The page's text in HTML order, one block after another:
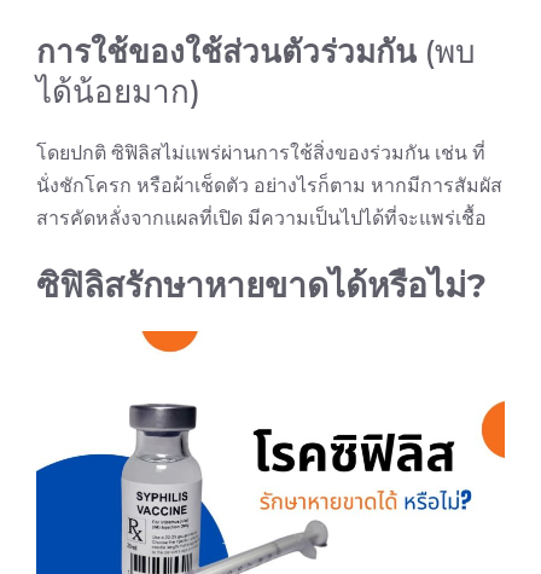
การใช้ของใช้ส่วนตัวร่วมกัน (พบ
ได้น้อยมาก)
โดยปกติ ซิฟิลิสไม่แพร่ผ่านการใช้สิ่งของร่วมกัน เช่น ที่
นั่งชักโครก หรือผ้าเช็ดตัว อย่างไรก็ตาม หากมีการสัมผัส
สารคัดหลั่งจากแผลที่เปิด มีความเป็นไปได้ที่จะแพร่เชื้อ
ซิฟิลิสรักษาหายขาดได้หรือไม่?